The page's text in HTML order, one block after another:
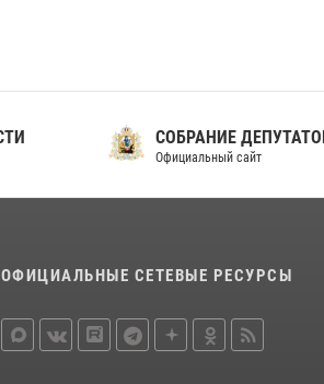
СОБРАНИЕ
Официальный сайт
ОФИЦИАЛЬНЫЕ СЕТЕВЫЕ РЕСУРСЫ